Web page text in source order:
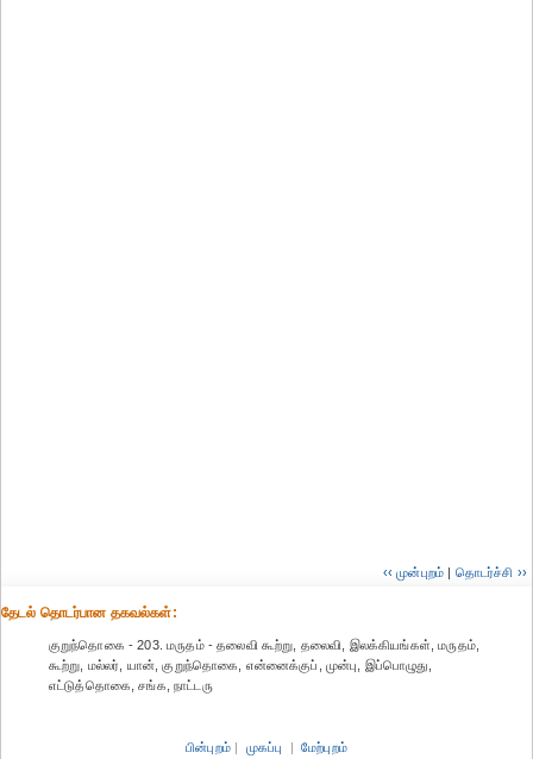
‹‹ முன்புறம் | தொடர்ச்சி ››
தேட‌ல் தொட‌ர்பான தகவ‌ல்க‌ள்:
குறுந்தொகை - 203. மருதம் - தலைவி கூற்று, தலைவி, இலக்கியங்கள், மருதம்,
கூற்று, மல்லர், யான், குறுந்தொகை, என்னைக்குப், முன்பு, இப்பொழுது,
எட்டுத்தொகை, சங்க, நாட்டரு
பின்புறம் | முகப்பு | மேற்புறம்